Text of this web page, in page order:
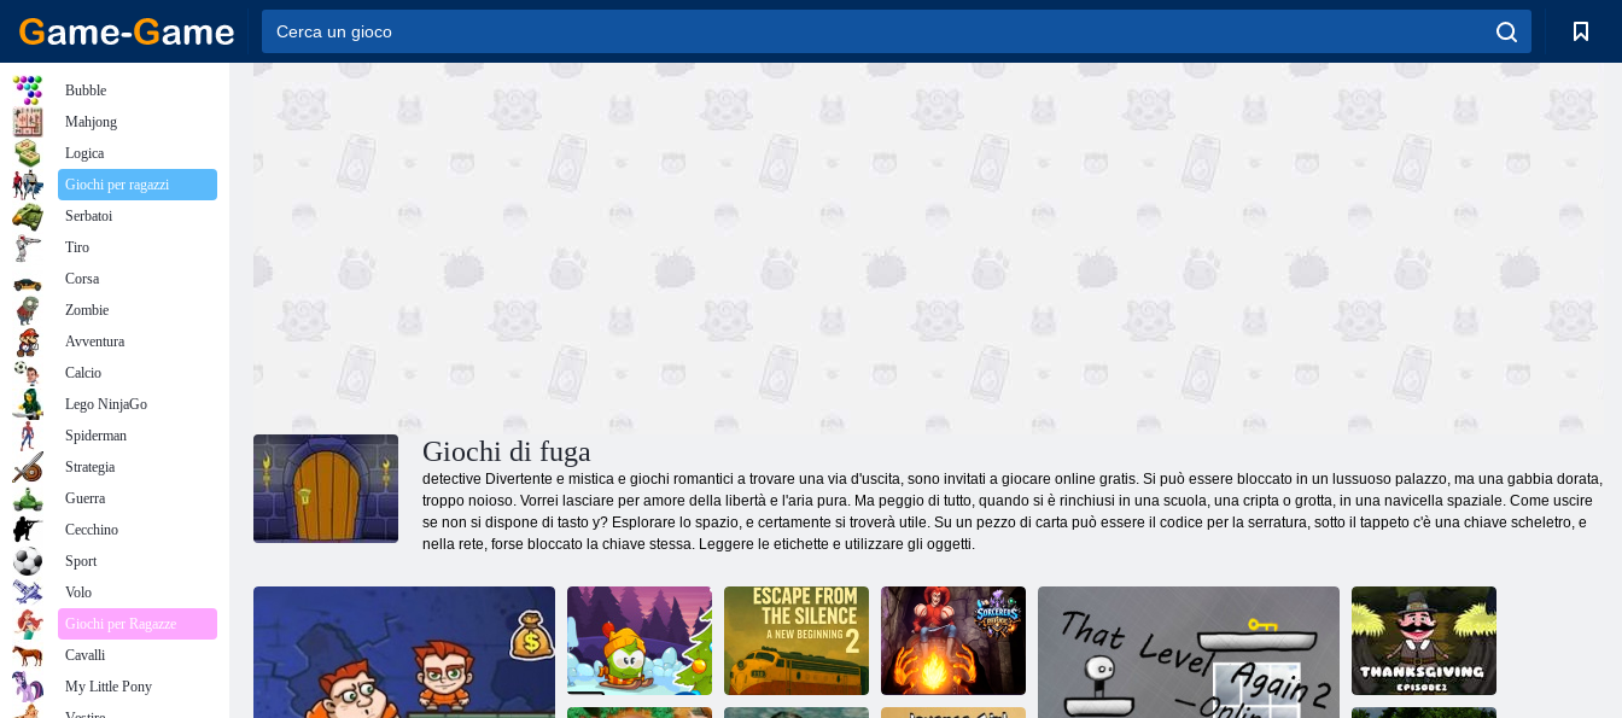
Giochi di fuga
detective Divertente e mistica e giochi romantici a trovare una via d'uscita, sono invitati a giocare online gratis. Si può essere bloccato in un lussuoso palazzo, ma una gabbia dorata,
troppo noioso. Vorrei lasciare per amore della libertà e l'aria pura. Ma peggio di tutto, quando si è rinchiusi in una scuola, una cripta o grotta, in una navicella spaziale. Come uscire
se non si dispone di tasto y? Esplorare lo spazio, e certamente si troverà utile. Su un pezzo di carta può essere il codice per la serratura, sotto il tappeto c'è una chiave scheletro, e
nella rete, forse bloccato la chiave stessa. Leggere le etichette e utilizzare gli oggetti.
Bubble
Mahjong
Logica
Giochi per ragazzi
Serbatoi
Tiro
Corsa
Zombie
Avventura
Calcio
Lego NinjaGo
Spiderman
Strategia
Guerra
Cecchino
Sport
Volo
Giochi per Ragazze
Cavalli
My Little Pony